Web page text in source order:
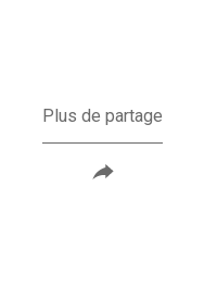
Plus de partage